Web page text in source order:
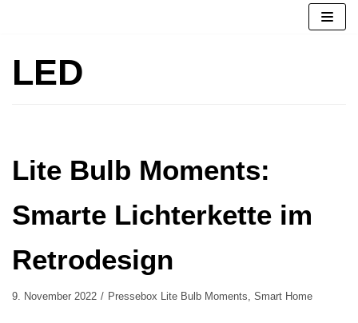
LED
Lite Bulb Moments:
Smarte Lichterkette im
Retrodesign
9. November 2022 Pressebox Lite Bulb Moments, Smart Home